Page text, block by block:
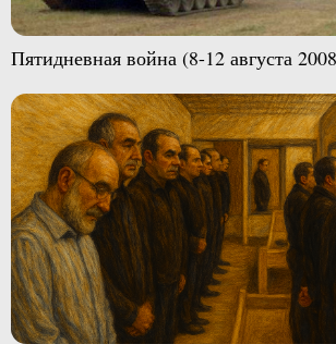
Пятидневная война (8-12 августа